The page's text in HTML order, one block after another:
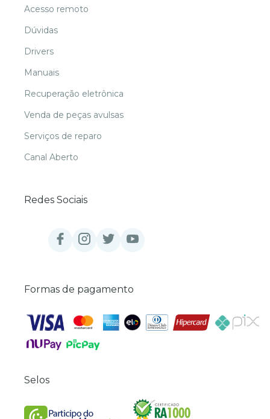
Acesso remoto
Dúvidas
Drivers
Manuais
Recuperação eletrônica
Venda de peças avulsas
Serviços de reparo
Canal Aberto
Redes Sociais
Formas de pagamento
Selos